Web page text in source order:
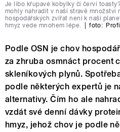
Je libo křupavé kobylky či červí
mohly nahradit v naší stravě množství
hospodářských zvířat není k naší
hmyz vede mnohem lépe.
foto:
Podle OSN je chov
za zhruba osmnáct procent
skleníkových plynů.
podle některých expertů je
alternativy. Čím ho ale
vzdát své denní dávky
hmyz, jehož chov je podle